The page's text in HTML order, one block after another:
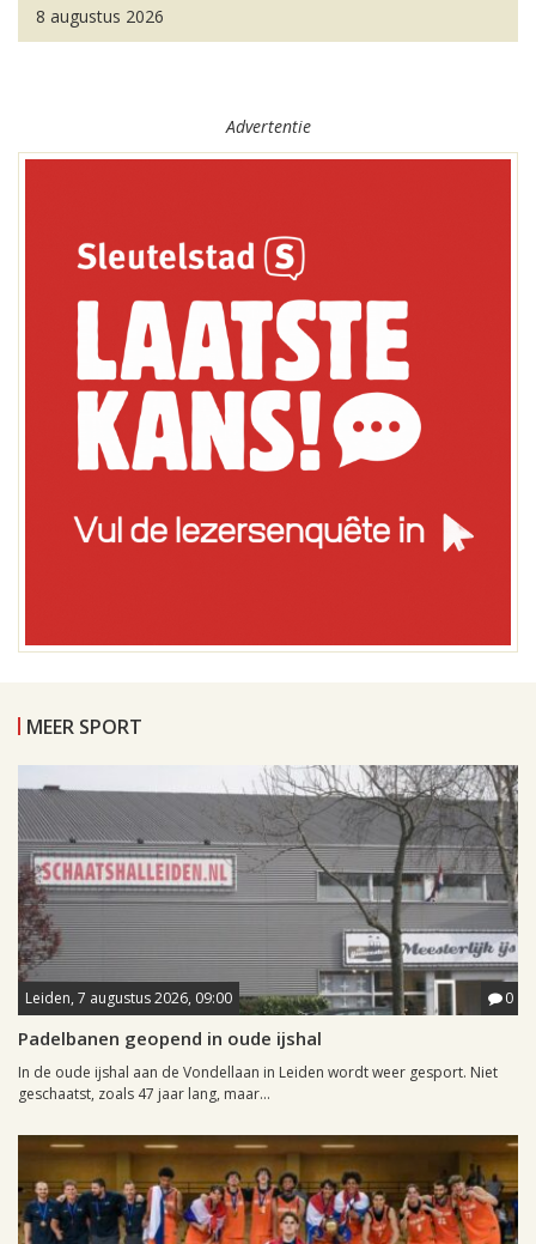
8 augustus 2026
Advertentie
MEER SPORT
Leiden, 7 augustus 2026, 09:00 0
Padelbanen geopend in oude ijshal
In de oude ijshal aan de Vondellaan in Leiden wordt weer gesport. Niet
geschaatst, zoals 47 jaar lang, maar...